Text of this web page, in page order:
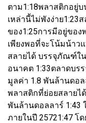
ตาม1:18พลาสติกอยู่
เหล่านี้ไม่พังง่าย1:23
ของ1:25การมีอยู่ของ
เพียงพอที่จะโน้มน้าว
สลายได้ บรรจุภัณฑ์ใ
อนาคต 1:33ตลาดบร
มูลค่า 1.8 พันล้านดอ
พลาสติกที่ย่อยสลายได้
พันล้านดอลลาร์ 1:43
ภายในปี 25721:47 โ